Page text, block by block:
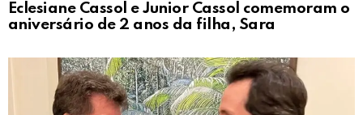
Eclesiane Cassol e Junior Cassol comemoram o
aniversário de 2 anos da filha, Sara